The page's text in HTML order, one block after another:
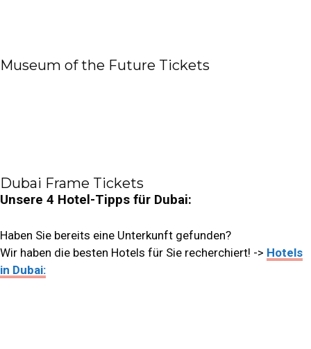
Museum of the Future Tickets
Dubai Frame Tickets
Unsere 4 Hotel-Tipps für Dubai:
Haben Sie bereits eine Unterkunft gefunden?
Wir haben die besten Hotels für Sie recherchiert! -> Hotels
in Dubai: